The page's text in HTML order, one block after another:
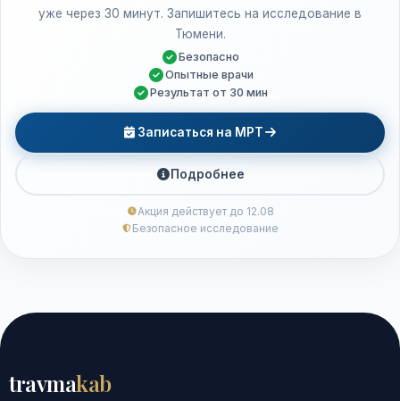
уже через 30 минут. Запишитесь на исследование в
Тюмени.
Безопасно
Опытные врачи
Результат от 30 мин
Записаться на МРТ
Подробнее
Акция действует до 12.08
Безопасное исследование
travmakab